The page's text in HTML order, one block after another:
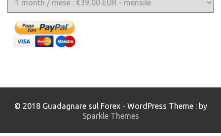
© 2018 Guadagnare sul Forex - WordPress Theme : by
Sparkle Themes